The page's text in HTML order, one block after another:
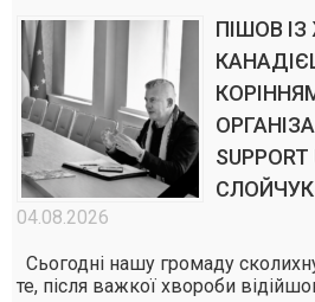
ПІШОВ
СЛОЙЧУК
04.08.2026
Сьогодні нашу громаду
те, після важкої хвороби